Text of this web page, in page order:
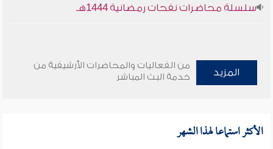
سلسلة محاضرات نفحات رمضانية 1444هـ
المزيد
من الفعاليات والمحاضرات الأرشيفية من
خدمة البث المباشر
الأكثر استماعا لهذا الشهر